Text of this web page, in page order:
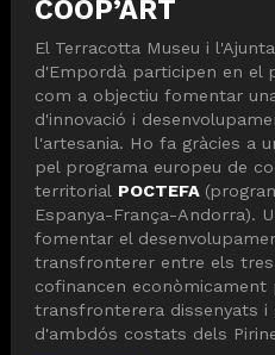
COOP’ART
El Terracotta Museu i
d'Empordà participen en el
com a objectiu fomentar
d'innovació i
l'artesania. Ho fa gràcies a
pel programa europeu de
territorial POCTEFA
Espanya-França-Andorra).
fomentar el
transfronterer entre els tres
cofinancen
transfronterera dissenyats
d'ambdós costats dels